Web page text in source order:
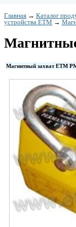
Главная → Каталог
устройства ETM →
Магнитный захват ETM